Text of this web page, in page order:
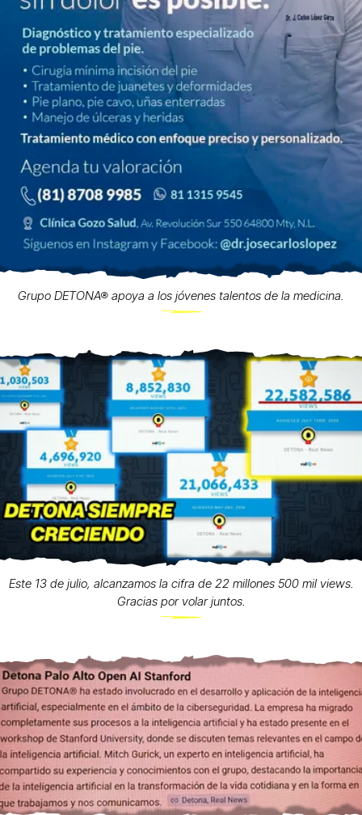
Grupo DETONA® apoya a los jóvenes talentos de la medicina.
Este 13 de julio, alcanzamos la cifra de 22 millones 500 mil views.
Gracias por volar juntos.